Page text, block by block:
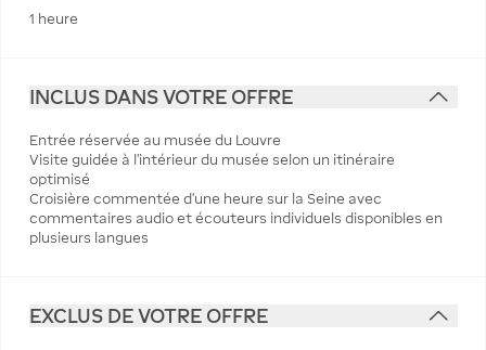
1 heure
INCLUS DANS VOTRE OFFRE
Entrée réservée au musée du Louvre
Visite guidée à l'intérieur du musée selon un itinéraire
optimisé
Croisière commentée d'une heure sur la Seine avec
commentaires audio et écouteurs individuels disponibles en
plusieurs langues
EXCLUS DE VOTRE OFFRE